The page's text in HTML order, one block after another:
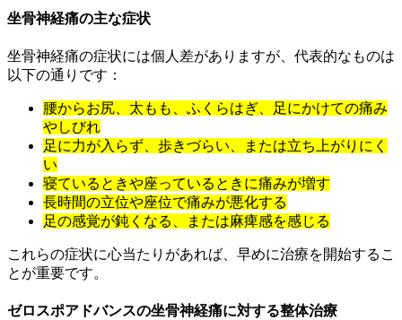
坐骨神経痛の主な症状
坐骨神経痛の症状には個人差がありますが、代表的なものは
以下の通りです：
腰からお尻、太もも、ふくらはぎ、足にかけての痛み
やしびれ
足に力が入らず、歩きづらい、または立ち上がりにく
い
寝ているときや座っているときに痛みが増す
長時間の立位や座位で痛みが悪化する
足の感覚が鈍くなる、または麻痺感を感じる
これらの症状に心当たりがあれば、早めに治療を開始するこ
とが重要です。
ゼロスポアドバンスの坐骨神経痛に対する整体治療